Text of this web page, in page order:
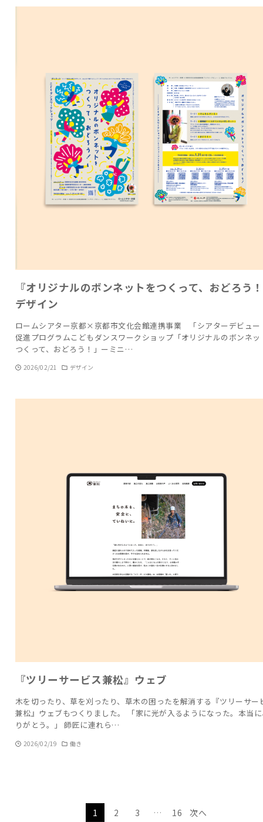
『オリジナルのボンネットをつくって、おどろう
デザイン
ロームシアター京都×京都市文化会館連携事業 「シアターデビュー
促進プログラムこどもダンスワークショップ「オリジナルのボンネッ
つくって、おどろう！」ーミニ…
2026/02/21 デザイン
『ツリーサービス兼松』ウェブ
木を切ったり、草を刈ったり、草木の困ったを解消する『ツリーサー
兼松』ウェブもつくりました。 「家に光が入るようになった。本当
りがとう。」 師匠に連れら…
2026/02/19 働き
1 2 3 … 16 次へ